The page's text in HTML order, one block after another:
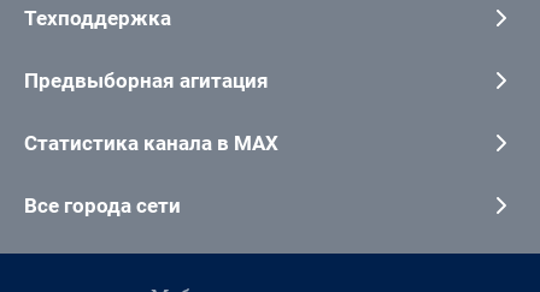
Техподдержка
Предвыборная агитация
Статистика канала в MAX
Все города сети